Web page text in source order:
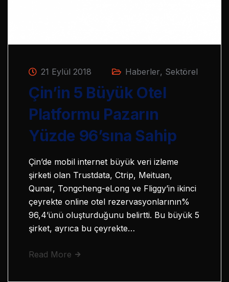
21 Eylül 2018 Haberler, Sektörel
Çin’in 5 Büyük Otel
Platformu Pazarın
Yüzde 96’sına Sahip
Çin’de mobil internet büyük veri izleme
şirketi olan Trustdata, Ctrip, Meituan,
Qunar, Tongcheng-eLong ve Fliggy’in ikinci
çeyrekte online otel rezervasyonlarının%
96,4’ünü oluşturduğunu belirtti. Bu büyük 5
şirket, ayrıca bu çeyrekte…
Read More